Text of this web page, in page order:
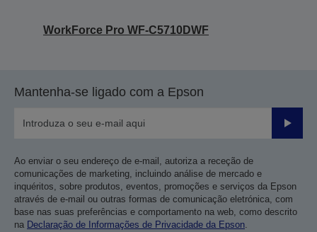
WorkForce Pro WF-C5710DWF
Mantenha-se ligado com a Epson
Enviar
Ao enviar o seu endereço de e-mail, autoriza a receção de
comunicações de marketing, incluindo análise de mercado e
inquéritos, sobre produtos, eventos, promoções e serviços da Epson
através de e-mail ou outras formas de comunicação eletrónica, com
base nas suas preferências e comportamento na web, como descrito
na Declaração de Informações de Privacidade da Epson.